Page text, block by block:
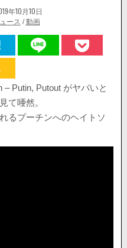
年10月10日
ース /動画
– Putin, Putout がヤバいと
て唖然。
るプーチンへのヘイトソ